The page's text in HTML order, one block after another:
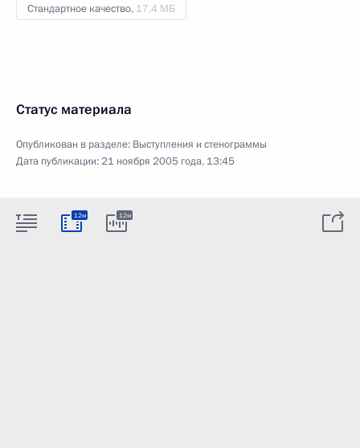
Стандартное качество, 17.4 МБ
Статус материала
Опубликован в разделе: Выступления и стенограммы
Дата публикации:21 ноября 2005 года, 13:45
12м 12м